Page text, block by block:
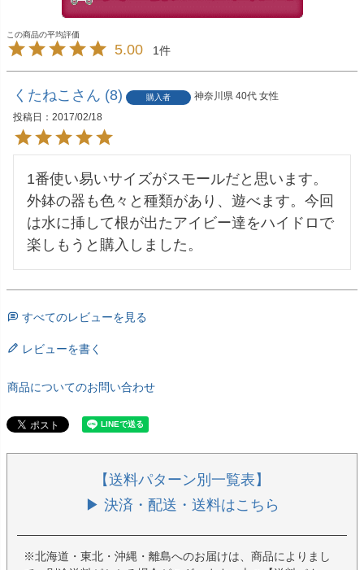
5.00 1
くたねこ 8 購入者 神奈川県 40代 女性
投稿日
2017/02/18
1番使い易いサイズがスモールだと思います。
外鉢の器も色々と種類があり、遊べます。今回
は水に挿して根が出たアイビー達をハイドロで
楽しもうと購入しました。
すべてのレビューを見る
レビューを書く
商品についてのお問い合わせ
【送料パターン別一覧表】
▶ 決済・配送・送料はこちら
※北海道・東北・沖縄・離島へのお届けは、商品によりまし